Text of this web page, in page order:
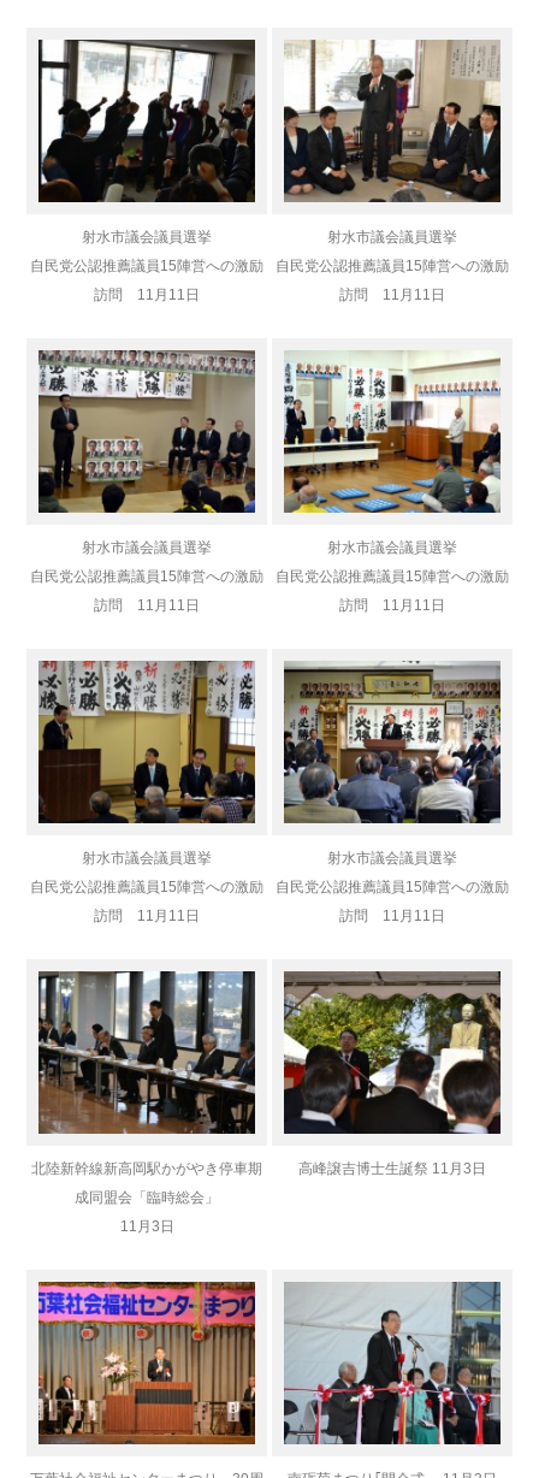
射水市議会議員選挙
自民党公認推薦議員15陣営への激励
訪問 11月11日
射水市議会議員選挙
自民党公認推薦議員15陣営への激励
訪問 11月11日
射水市議会議員選挙
自民党公認推薦議員15陣営への激励
訪問 11月11日
射水市議会議員選挙
自民党公認推薦議員15陣営への激励
訪問 11月11日
射水市議会議員選挙
自民党公認推薦議員15陣営への激励
訪問 11月11日
射水市議会議員選挙
自民党公認推薦議員15陣営への激励
訪問 11月11日
北陸新幹線新高岡駅かがやき停車期
成同盟会「臨時総会」
11月3日
高峰譲吉博士生誕祭 11月3日